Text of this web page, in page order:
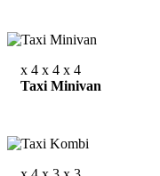
x 4 x 4 x 4
Taxi Minivan